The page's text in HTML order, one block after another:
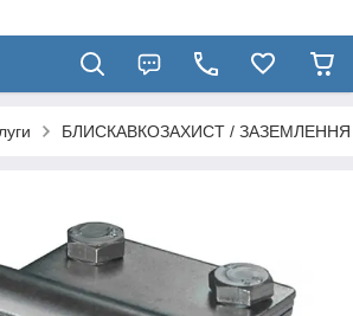
БЛИСКАВКОЗАХИСТ / ЗАЗЕМЛЕННЯ